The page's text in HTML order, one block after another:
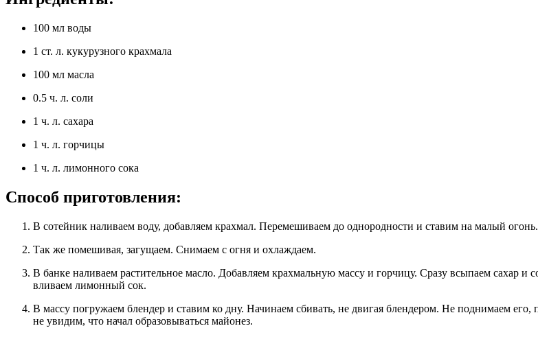
100 мл воды
1 ст. л. кукурузного крахмала
100 мл масла
0.5 ч. л. соли
1 ч. л. сахара
1 ч. л. горчицы
1 ч. л. лимонного сока
Способ приготовления:
В сотейник наливаем воду, добавляем крахмал. Перемешиваем до однородности и ставим на малый огонь.
Так же помешивая, загущаем. Снимаем с огня и охлаждаем.
В банке наливаем растительное масло. Добавляем крахмальную массу и горчицу. Сразу всыпаем сахар и соль,
вливаем лимонный сок.
В массу погружаем блендер и ставим ко дну. Начинаем сбивать, не двигая блендером. Не поднимаем его, пока
не увидим, что начал образовываться майонез.